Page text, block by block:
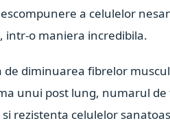
a celulelor
intr-o maniera incredibila.
de diminuarea fibrelor
unui post lung, numarul
rezistenta celulelor